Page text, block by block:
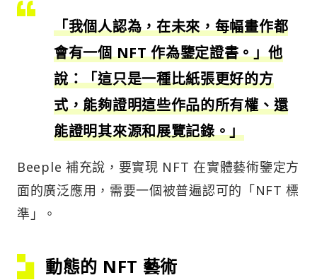
「我個人認為，在未來，每幅畫作都
會有一個 NFT 作為鑒定證書。」他
說：「這只是一種比紙張更好的方
式，能夠證明這些作品的所有權、還
能證明其來源和展覽記錄。」
Beeple 補充說，要實現 NFT 在實體藝術鑒定方
面的廣泛應用，需要一個被普遍認可的「NFT 標
準」。
動態的 NFT 藝術